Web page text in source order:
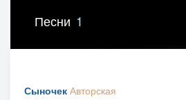
Песни 1
Сыночек Авторская